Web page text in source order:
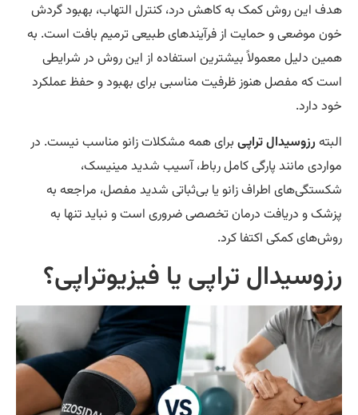
این روش کمک به کاهش درد، کنترل التهاب، بهبود گردش
موضعی و حمایت از فرآیندهای طبیعی ترمیم بافت است. به
دلیل معمولاً بیشترین استفاده از این روش در شرایطی
که مفصل هنوز ظرفیت مناسبی برای بهبود و حفظ عملکرد
دارد.
رزوسیدال تراپیبرای همه مشکلات زانو مناسب نیست. در
مانند پارگی کامل رباط، آسیب شدید مینیسک،
اطراف زانو یا بی‌ثباتی شدید مفصل، مراجعه به
و دریافت درمان تخصصی ضروری است و نباید تنها به
کمکی اکتفا کرد.
تراپی یا فیزیوتراپی؟